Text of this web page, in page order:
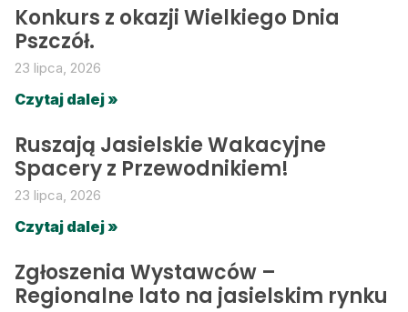
Konkurs z okazji Wielkiego Dnia
Pszczół.
23 lipca, 2026
Czytaj dalej »
Ruszają Jasielskie Wakacyjne
Spacery z Przewodnikiem!
23 lipca, 2026
Czytaj dalej »
Zgłoszenia Wystawców –
Regionalne lato na jasielskim rynku